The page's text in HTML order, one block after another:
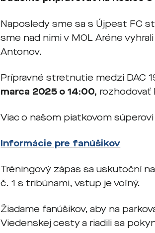
Naposledy sme sa s Újpest FC
sme nad nimi v MOL Aréne
Antonov.
Prípravné stretnutie medzi DAC
marca 2025 o 14:00, rozhodovať
Viac o našom piatkovom
Informácie pre fanúšikov
Tréningový zápas sa uskutoční
č. 1 s tribúnami, vstup je voľný.
Žiadame fanúšikov, aby na
Viedenskej cesty a riadili sa